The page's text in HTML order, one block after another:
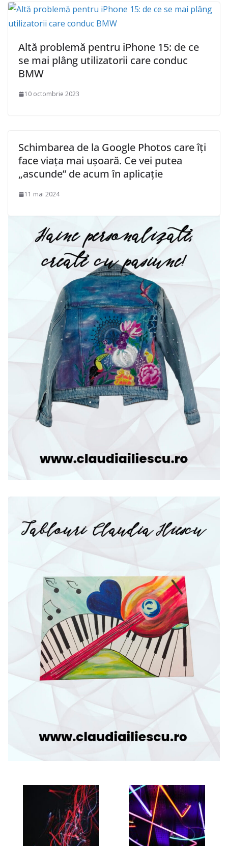
Altă problemă pentru iPhone 15: de ce
se mai plâng utilizatorii care conduc
BMW
10 octombrie 2023
Schimbarea de la Google Photos care îți
face viața mai ușoară. Ce vei putea
„ascunde” de acum în aplicație
11 mai 2024